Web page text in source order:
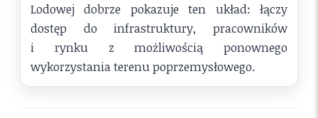
Lodowej dobrze pokazuje ten układ: łączy
dostęp do infrastruktury, pracowników
i rynku z możliwością ponownego
wykorzystania terenu poprzemysłowego.